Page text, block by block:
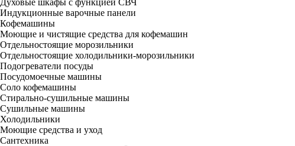
Духовые шкафы с функцией СВЧ
Индукционные варочные панели
Кофемашины
Моющие и чистящие средства для кофемашин
Отдельностоящие морозильники
Отдельностоящие холодильники-морозильники
Подогреватели посуды
Посудомоечные машины
Соло кофемашины
Стирально-сушильные машины
Сушильные машины
Холодильники
Моющие средства и уход
Сантехника